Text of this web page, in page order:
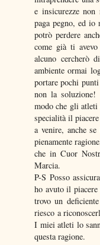
e insicurezze non
paga pegno, ed
potrò perdere
come già ti
alcuno cercherò
ambiente ormai
portare pochi
non la
modo che gli
specialità il
a venire, anche
pienamente
che in Cuor
Marcia.
P-S Posso
ho avuto il
trovo un
riesco a
I miei atleti lo
questa ragione.